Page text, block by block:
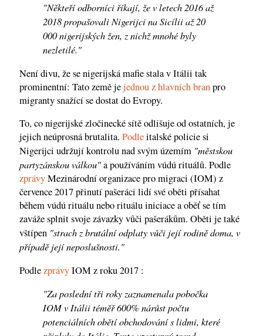
"Někteří odborníci říkají, že v letech 2016 až
2018 propašovali Nigerijci na Sicílii až 20
000 nigerijských žen, z nichž mnohé byly
nezletilé."
Není divu, že se nigerijská mafie stala v Itálii tak
prominentní: Tato země jejednou z hlavních branpro
migranty snažící se dostat do Evropy.
To, co nigerijské zločinecké sítě odlišuje od ostatních, je
jejich neúprosná brutalita. Podleitalské policie si
Nigerijci udržují kontrolu nad svým územím "městskou
partyzánskou válkou"a používáním vúdú rituálů. Podle
zprávyMezinárodní organizace pro migraci (IOM) z
července 2017 přinutí pašeráci lidí své oběti přísahat
během vúdú rituálu nebo rituálu iniciace a oběť se tím
zaváže splnit svoje závazky vůči pašerákům. Oběti je také
vštípen "strach z brutální odplaty vůči její rodině doma, v
případě její neposlušnosti."
PodlezprávyIOM z roku 2017 :
"Za poslední tři roky zaznamenala pobočka
IOM v Itálii téměř 600% nárůst počtu
potenciálních obětí obchodování s lidmi, které